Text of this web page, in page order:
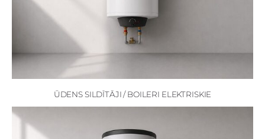
ŪDENS SILDĪTĀJI / BOILERI ELEKTRISKIE